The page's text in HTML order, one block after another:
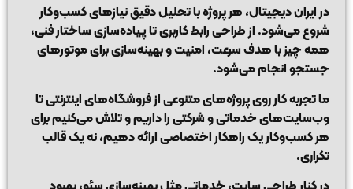
در ایران دیجیتال، هر پروژه با تحلیل دقیق نیازهای کسب‌وکار
شروع می‌شود. از طراحی رابط کاربری تا پیاده‌سازی ساختار فنی،
همه چیز با هدف سرعت، امنیت و بهینه‌سازی برای موتورهای
جستجو انجام می‌شود.
ما تجربه کار روی پروژه‌های متنوعی از فروشگاه‌های اینترنتی تا
وب‌سایت‌های خدماتی و شرکتی را داریم و تلاش می‌کنیم برای
هر کسب‌وکار یک راهکار اختصاصی ارائه دهیم، نه یک قالب
تکراری.